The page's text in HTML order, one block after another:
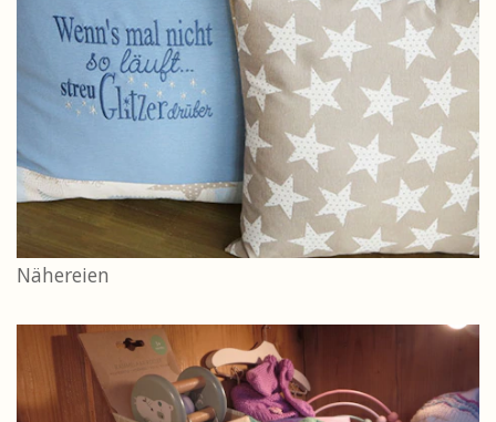
Nähereien